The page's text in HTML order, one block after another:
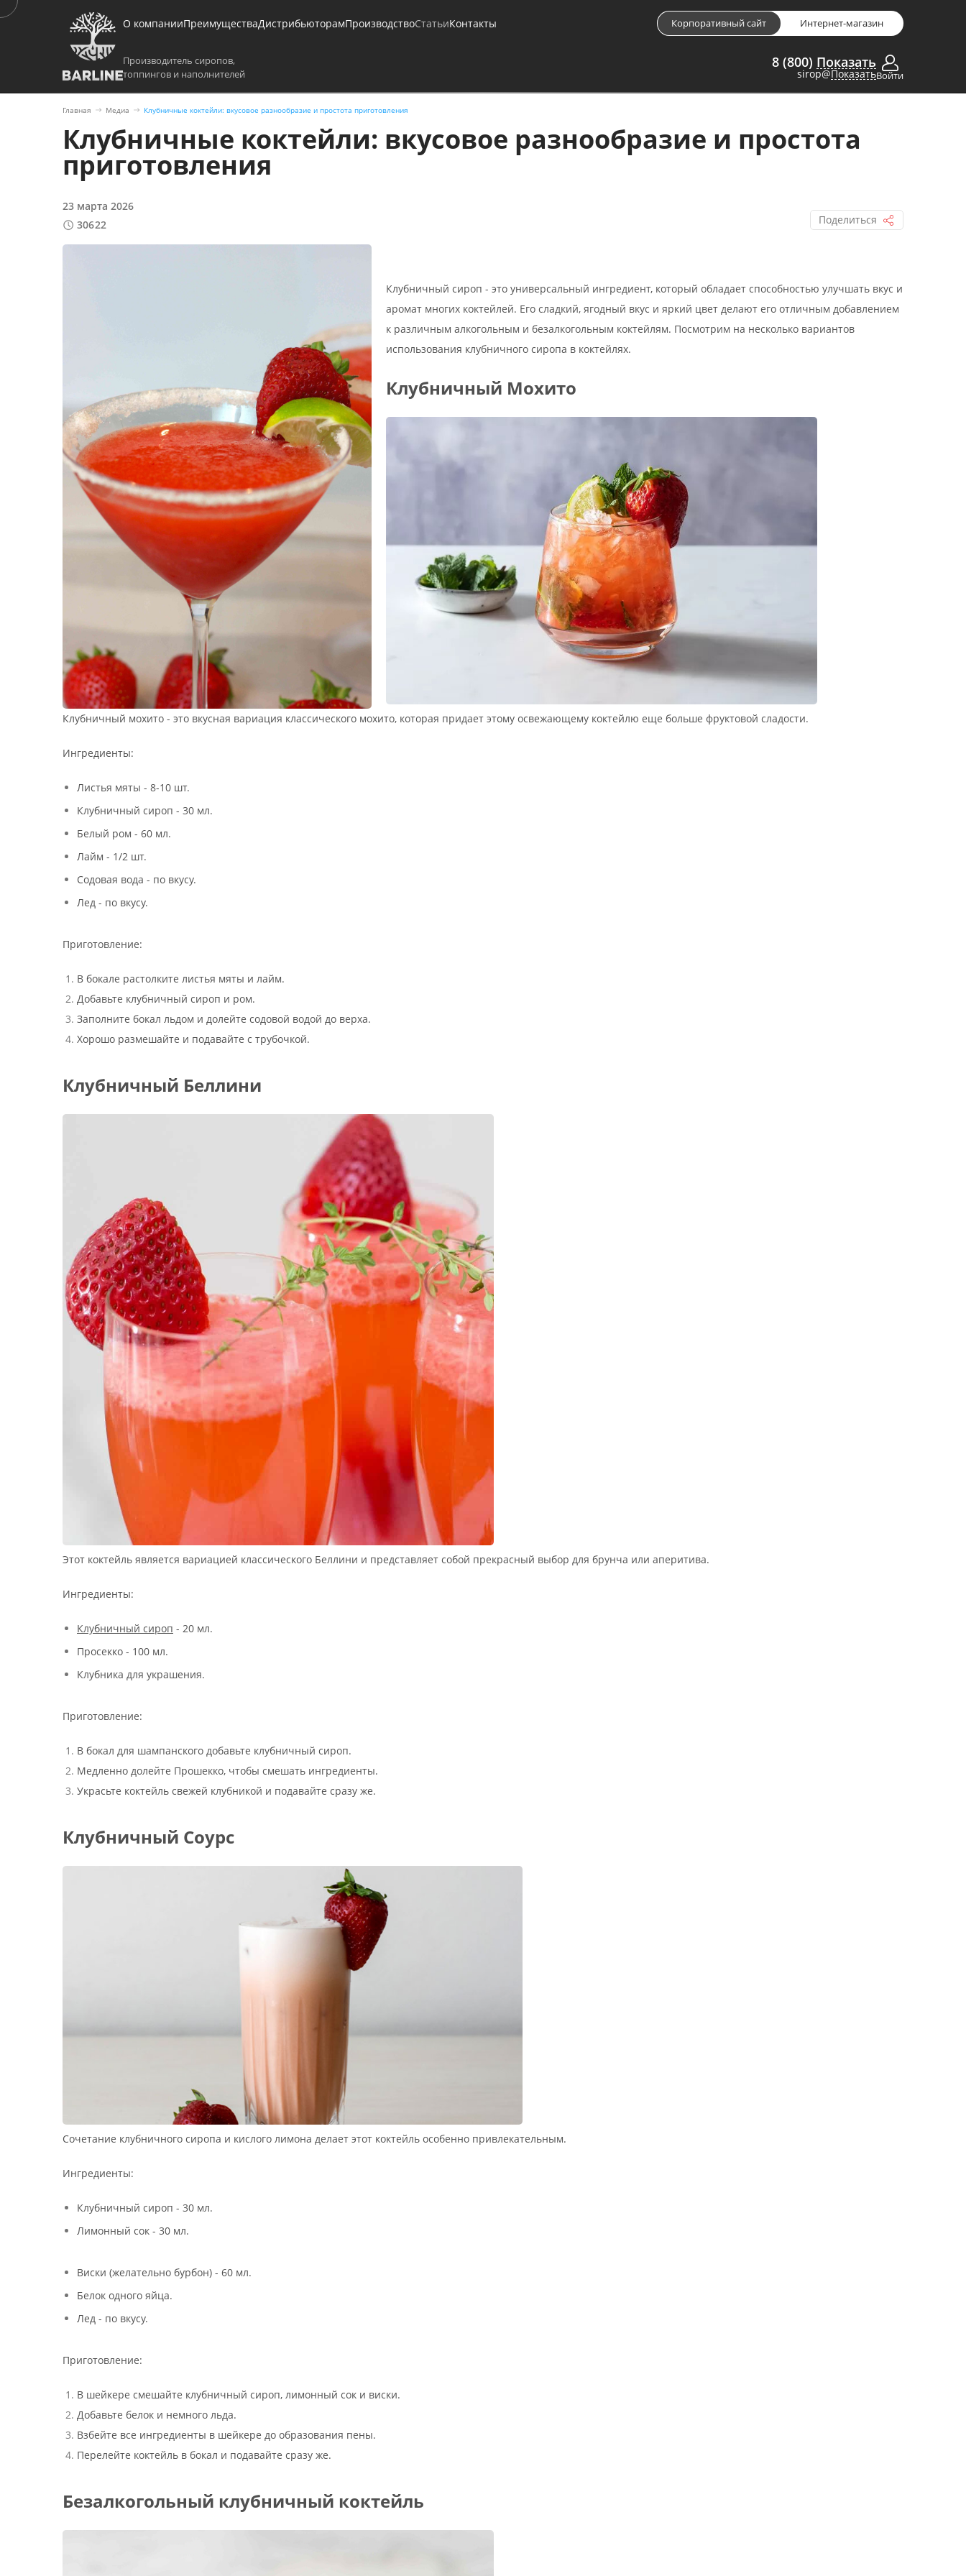
О компанииПреимуществаДистрибьюторамПроизводствоСтатьиКонтакты Корпоративный сайт Интернет-магазин
Производитель сиропов,
топпингов и наполнителей
8 (800) Показать
sirop@ПоказатьВойти
Главная Медиа Клубничные коктейли: вкусовое разнообразие и простота приготовления
Клубничные коктейли: вкусовое разнообразие и простота
приготовления
23 марта 2026
30622
Поделиться
Клубничный сироп - это универсальный ингредиент, который обладает способностью улучшать вкус и
аромат многих коктейлей. Его сладкий, ягодный вкус и яркий цвет делают его отличным добавлением
к различным алкогольным и безалкогольным коктейлям. Посмотрим на несколько вариантов
использования клубничного сиропа в коктейлях.
Клубничный Мохито
Клубничный мохито - это вкусная вариация классического мохито, которая придает этому освежающему коктейлю еще больше фруктовой сладости.
Ингредиенты:
Листья мяты - 8-10 шт.
Клубничный сироп - 30 мл.
Белый ром - 60 мл.
Лайм - 1/2 шт.
Содовая вода - по вкусу.
Лед - по вкусу.
Приготовление:
В бокале растолките листья мяты и лайм.
Добавьте клубничный сироп и ром.
Заполните бокал льдом и долейте содовой водой до верха.
Хорошо размешайте и подавайте с трубочкой.
Клубничный Беллини
Этот коктейль является вариацией классического Беллини и представляет собой прекрасный выбор для брунча или аперитива.
Ингредиенты:
Клубничный сироп - 20 мл.
Просекко - 100 мл.
Клубника для украшения.
Приготовление:
В бокал для шампанского добавьте клубничный сироп.
Медленно долейте Прошекко, чтобы смешать ингредиенты.
Украсьте коктейль свежей клубникой и подавайте сразу же.
Клубничный Соурс
Сочетание клубничного сиропа и кислого лимона делает этот коктейль особенно привлекательным.
Ингредиенты:
Клубничный сироп - 30 мл.
Лимонный сок - 30 мл.
Виски (желательно бурбон) - 60 мл.
Белок одного яйца.
Лед - по вкусу.
Приготовление:
В шейкере смешайте клубничный сироп, лимонный сок и виски.
Добавьте белок и немного льда.
Взбейте все ингредиенты в шейкере до образования пены.
Перелейте коктейль в бокал и подавайте сразу же.
Безалкогольный клубничный коктейль